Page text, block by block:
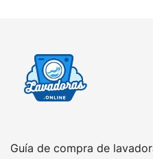
Guía de compra de